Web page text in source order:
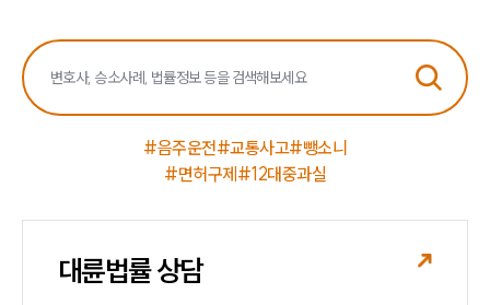
#음주운전#교통사고#뺑소니
#면허구제#12대중과실
대륜법률 상담